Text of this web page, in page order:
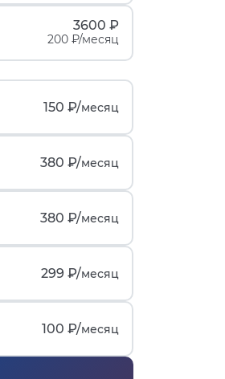
3600 ₽
200 ₽/месяц
150 ₽/месяц
380 ₽/месяц
380 ₽/месяц
299 ₽/месяц
100 ₽/месяц